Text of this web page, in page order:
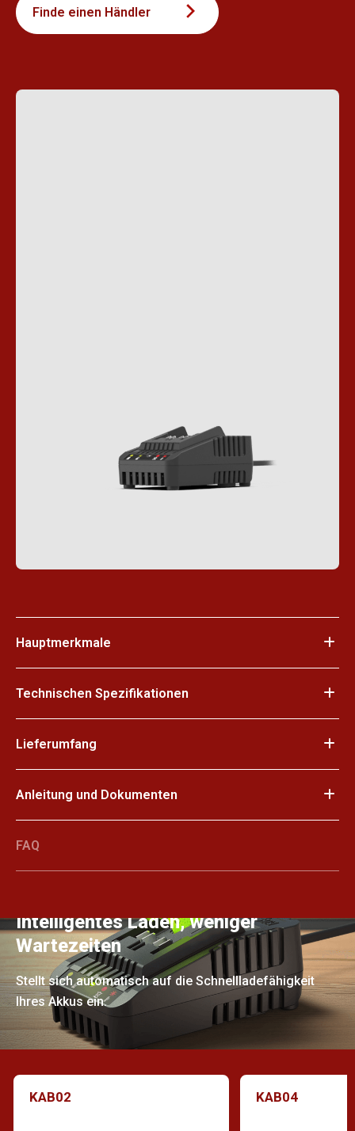
Finde einen Händler
Hauptmerkmale
Technischen Spezifikationen
Lieferumfang
Anleitung und Dokumenten
FAQ
Intelligentes Laden, weniger
Wartezeiten
Stellt sich automatisch auf die Schnellladefähigkeit
Ihres Akkus ein.
KAB02 KAB04